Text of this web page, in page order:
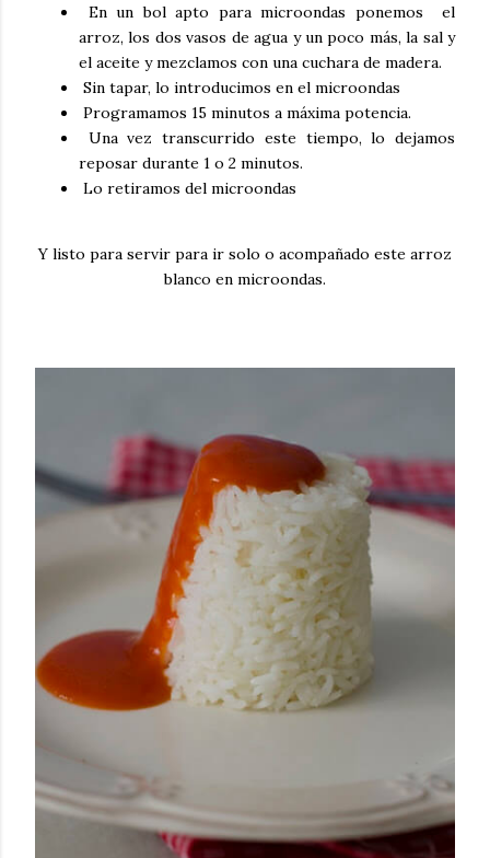
En un bol apto para microondas ponemos el
arroz, los dos vasos de agua y un poco más, la sal y
el aceite y mezclamos con una cuchara de madera.
Sin tapar, lo introducimos en el microondas
Programamos 15 minutos a máxima potencia.
Una vez transcurrido este tiempo, lo dejamos
reposar durante 1 o 2 minutos.
Lo retiramos del microondas
Y listo para servir para ir solo o acompañado este arroz
blanco en microondas.